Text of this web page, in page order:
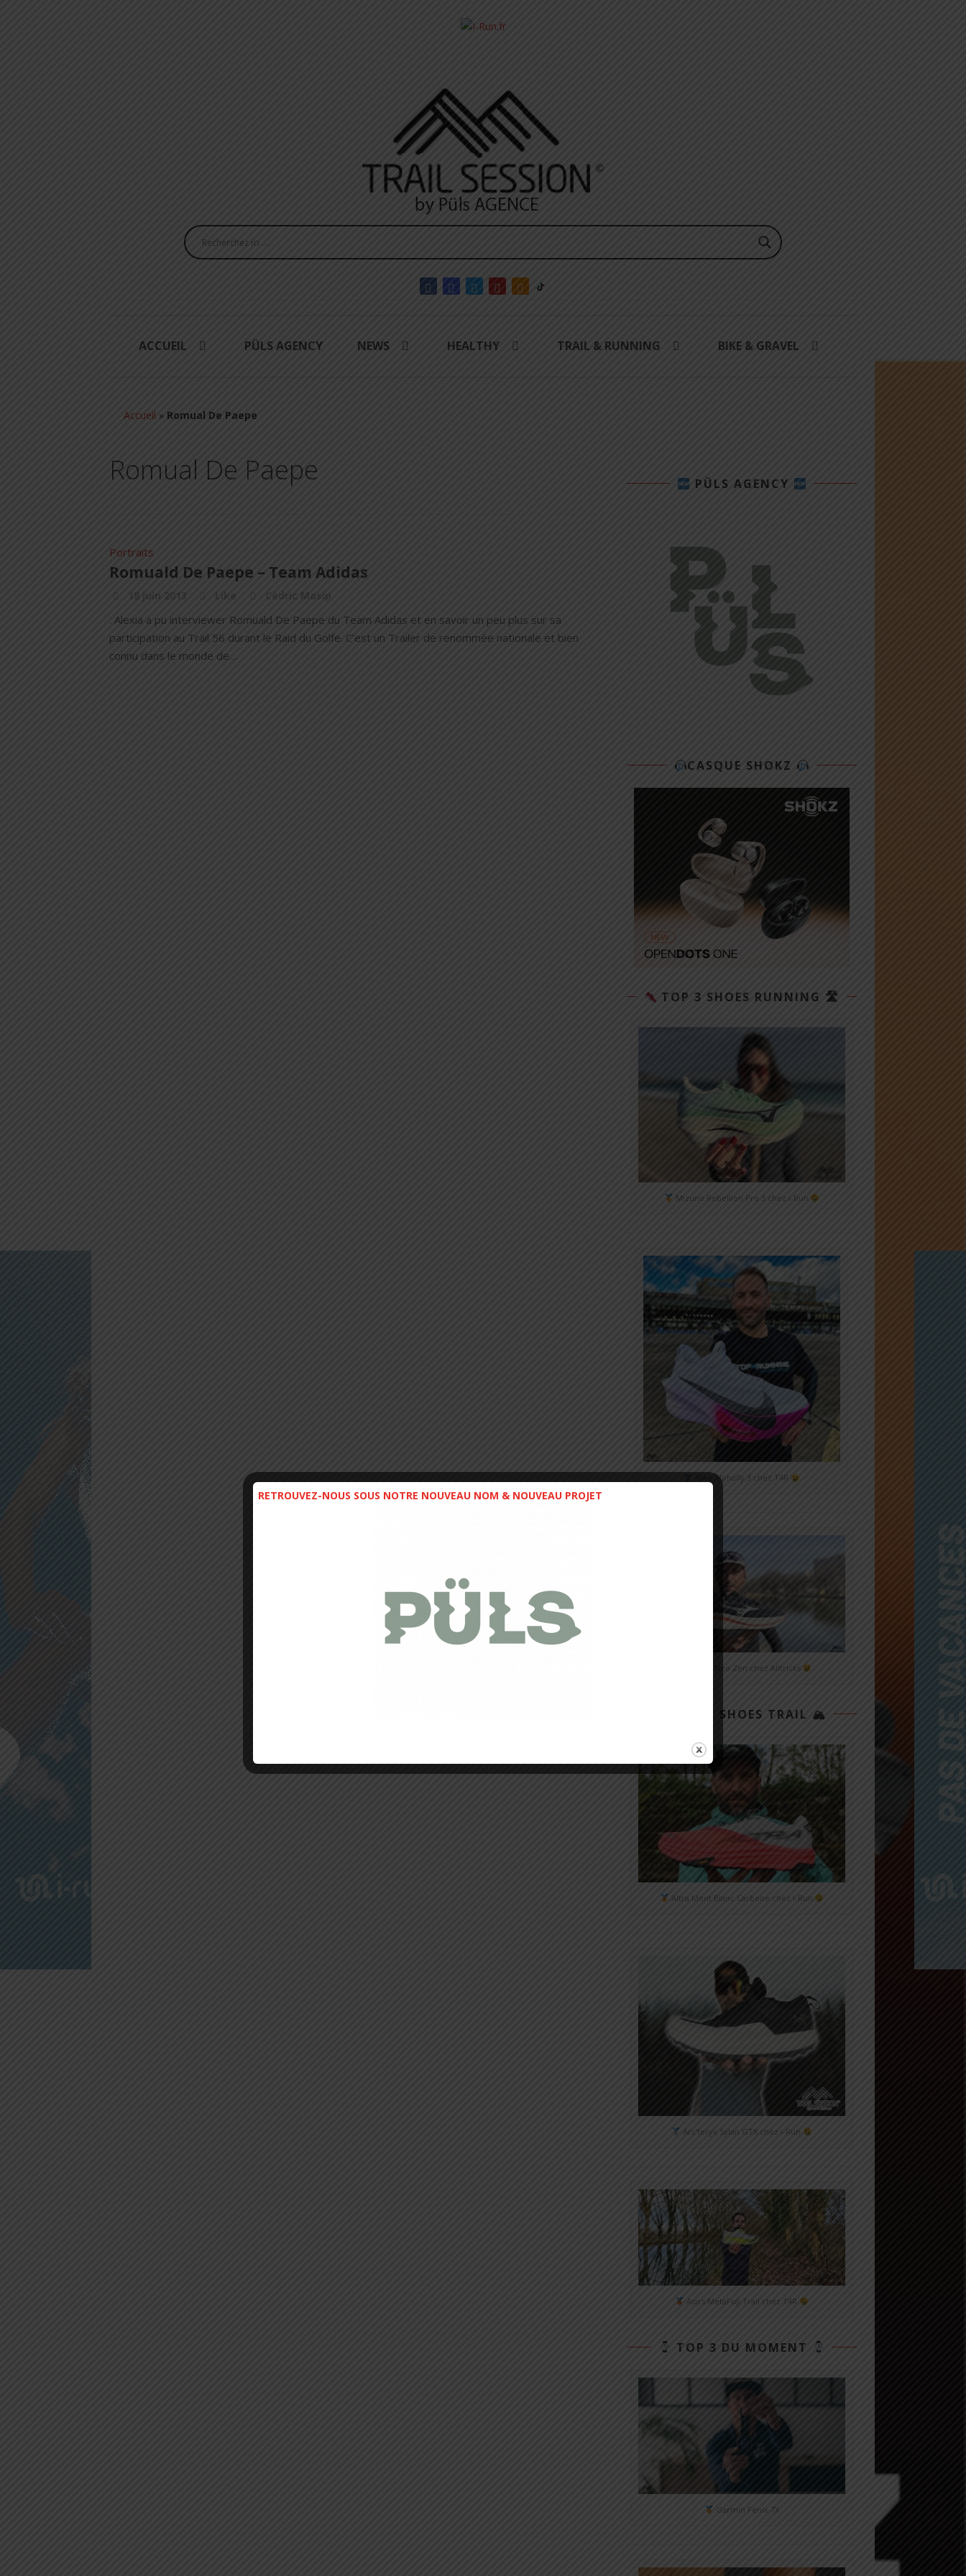
ACCUEIL PÜLS AGENCY NEWS HEALTHY TRAIL & RUNNING BIKE & GRAVEL
Accueil » Romual De Paepe
Romual De Paepe
Portraits
Romuald De Paepe – Team Adidas
18 juin 2013 Like Cédric Masip
. Alexia a pu interviewer Romuald De Paepe du Team Adidas et en savoir un peu plus sur sa
participation au Trail 56 durant le Raid du Golfe. C’est un Trailer de renommée nationale et bien
connu dans le monde de…
PÜLS AGENCY
CASQUE SHOKZ
TOP 3 SHOES RUNNING 🛣
Mizuno Rebellion Pro 3 chez i-Run
Nike Alphafly 3 chez T4R
Mizuno Neo Zen chez Alltricks
TOP 3 SHOES TRAIL 🏔
Altra Mont Blanc Carbone chez i-Run
Arc'teryx Sylan GTX chez i-Run
Asics MetaFuji Trail chez T4R
TOP 3 DU MOMENT
Garmin Fénix 7X
RETROUVEZ-NOUS SOUS NOTRE NOUVEAU NOM & NOUVEAU PROJET